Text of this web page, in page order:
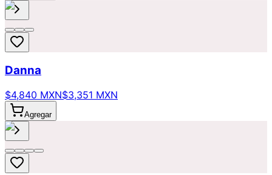
Danna
$4,840 MXN$3,351 MXN
Agregar